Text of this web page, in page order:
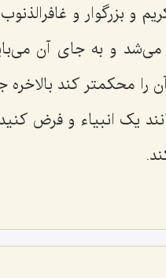
و بزرگوار و
و به جای آن
را محکمتر کند
یک انبیاء و فرض کنید